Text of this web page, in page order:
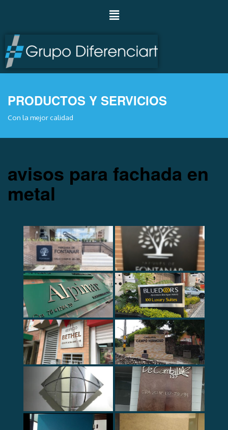
PRODUCTOS Y SERVICIOS
Con la mejor calidad
avisos para fachada en
metal